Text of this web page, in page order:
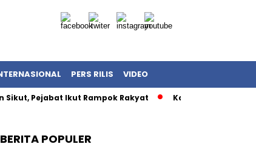
PERS RILIS VIDEO
Pejabat Ikut Rampok Rakyat Kasus Korupsi
BERITA POPULER